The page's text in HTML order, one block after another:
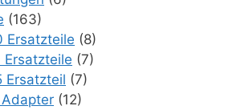
(163)
Ersatzteile (8)
Ersatzteile (7)
Ersatzteil (7)
(12)